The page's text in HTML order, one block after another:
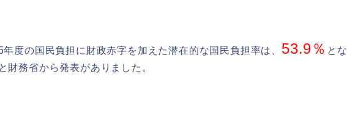
度の国民負担に財政赤字を加えた潜在的な国民負担率は、 53.9％ とな
財務省から発表がありました。